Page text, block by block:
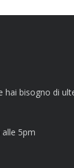
hai bisogno di
5pm